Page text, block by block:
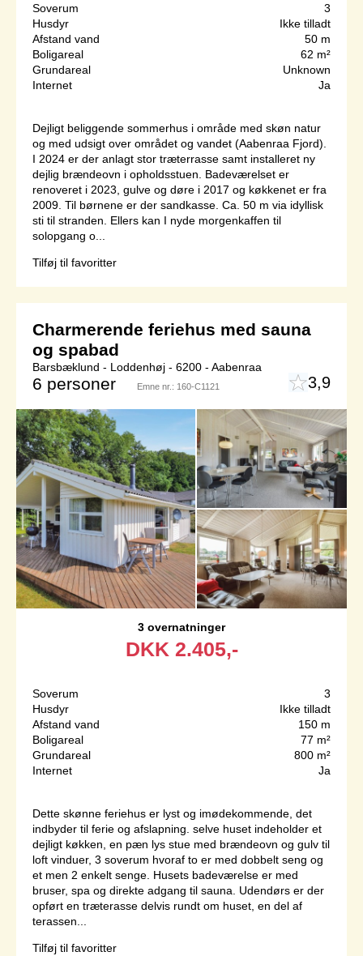
Soverum
3
Husdyr
Ikke tilladt
Afstand vand
50 m
Boligareal
62 m²
Grundareal
Unknown
Internet
Ja
Dejligt beliggende sommerhus i område med skøn natur
og med udsigt over området og vandet (Aabenraa Fjord).
I 2024 er der anlagt stor træterrasse samt installeret ny
dejlig brændeovn i opholdsstuen. Badeværelset er
renoveret i 2023, gulve og døre i 2017 og køkkenet er fra
2009. Til børnene er der sandkasse. Ca. 50 m via idyllisk
sti til stranden. Ellers kan I nyde morgenkaffen til
solopgang o...
Tilføj til favoritter
Charmerende feriehus med sauna
og spabad
Barsbæklund - Loddenhøj - 6200 - Aabenraa
6 personer Emne nr.: 160-C1121 3,9
3 overnatninger
DKK 2.405,-
Soverum
3
Husdyr
Ikke tilladt
Afstand vand
150 m
Boligareal
77 m²
Grundareal
800 m²
Internet
Ja
Dette skønne feriehus er lyst og imødekommende, det
indbyder til ferie og afslapning. selve huset indeholder et
dejligt køkken, en pæn lys stue med brændeovn og gulv til
loft vinduer, 3 soverum hvoraf to er med dobbelt seng og
et men 2 enkelt senge. Husets badeværelse er med
bruser, spa og direkte adgang til sauna. Udendørs er der
opført en træterasse delvis rundt om huset, en del af
terassen...
Tilføj til favoritter